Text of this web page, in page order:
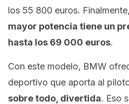
los 55 800 euros. Finalmente,
mayor potencia tiene un
hasta los 69 000 euros.
Con este modelo, BMW
deportivo que aporta al
sobre todo, divertida. Eso